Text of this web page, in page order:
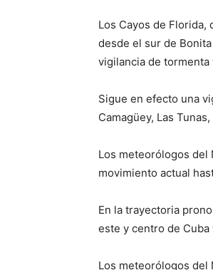
Los Cayos de Florida,
desde el sur de
vigilancia de tormenta
Sigue en efecto una
Camagüey, Las
Los meteorólogos del
movimiento actual
En la trayectoria
este y centro de Cuba
Los meteorólogos del